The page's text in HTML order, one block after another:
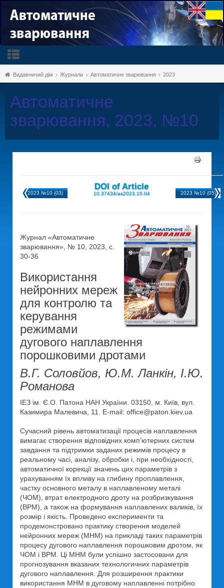
Видавничий дім Журнали Автоматичне зварювання 2023
Автоматичне
зварювання, 2023, №10
2023 №10 (03)
DOI of Article
10.37434/as2023.10.04 2023 №10 (05)
Журнал «Автоматичне
зварювання», № 10, 2023, с.
30-36
Використання
нейронних мереж
для контролю та
керування
режимами
дугового наплавлення
порошковими дротами
В.Г. Соловйов, Ю.М. Ланкін, І.Ю.
Романова
ІЕЗ ім. Є.О. Патона НАН України. 03150, м. Київ, вул.
Казимира Малевича, 11. E-mail: office@paton.kiev.ua
Сучасний рівень автоматизації процесів наплавлення
вимагає створення відповідних комп’ютерних систем
завдання та підтримки заданих режимів процесу в
реальному часі, аналізу, обробки і, при необхідності,
автоматичної корекції значень цих параметрів з
урахуванням їх впливу на глибину проплавлення,
частку основного металу в наплавленому металі
(ЧОМ), втрат електродного дроту на розбризкування
(ВРМ), а також на формування наплавлених валиків, їх
розмір і якість. Проведено експерименти та
продемонстровано практику створення моделей
нейронних мереж (МНМ) на прикладі таких параметрів
процесу дугового наплавлення порошковим дротом, як
ЧОМ і ВРМ. Ці МНМ були успішно застосовани для
прогнозування вказаних технологичних параметрів
дугового наплавлення. Для розширення практики
використання МНМ в дуговому наплавленні потрібно